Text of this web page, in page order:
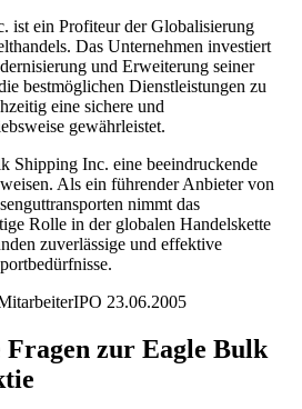
ist ein Profiteur der Globalisierung
Das Unternehmen investiert
und Erweiterung seiner
bestmöglichen Dienstleistungen zu
eine sichere und
gewährleistet.
Shipping Inc. eine beeindruckende
Als ein führender Anbieter von
nimmt das
Rolle in der globalen Handelskette
zuverlässige und effektive
IPO 23.06.2005
Fragen zur Eagle Bulk